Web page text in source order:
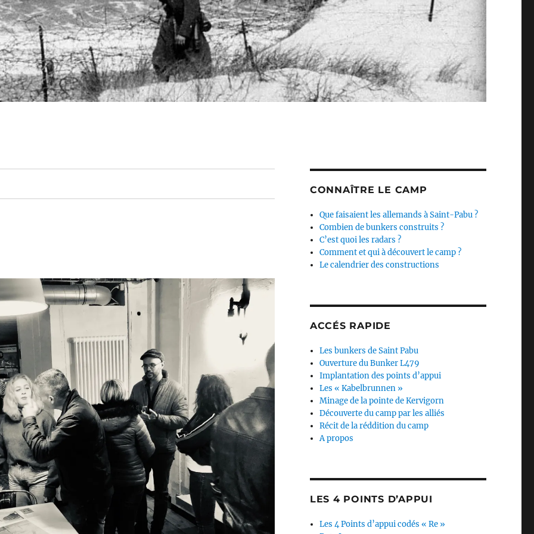
CONNAÎTRE LE CAMP
Que faisaient les allemands à Saint-Pabu ?
Combien de bunkers construits ?
C’est quoi les radars ?
Comment et qui à découvert le camp ?
Le calendrier des constructions
ACCÉS RAPIDE
Les bunkers de Saint Pabu
Ouverture du Bunker L479
Implantation des points d’appui
Les « Kabelbrunnen »
Minage de la pointe de Kervigorn
Découverte du camp par les alliés
Récit de la réddition du camp
A propos
LES 4 POINTS D’APPUI
Les 4 Points d’appui codés « Re »